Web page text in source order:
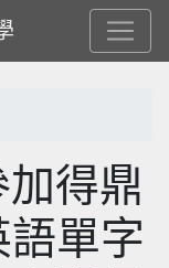
得鼎
單字